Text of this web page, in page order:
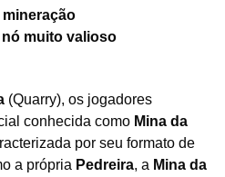
muito valioso
(Quarry), os jogadores
conhecida como Mina da
por seu formato de
a própria Pedreira, a Mina da